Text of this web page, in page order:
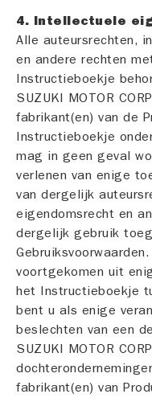
4. Intellectuele
Alle auteursrechten,
en andere rechten
Instructieboekje
SUZUKI MOTOR
fabrikant(en) van de
Instructieboekje
mag in geen geval
verlenen van enige
van dergelijk
eigendomsrecht en
dergelijk gebruik
voortgekomen uit
het Instructieboekje
bent u als enige
beslechten van een
SUZUKI MOTOR
fabrikant(en) van